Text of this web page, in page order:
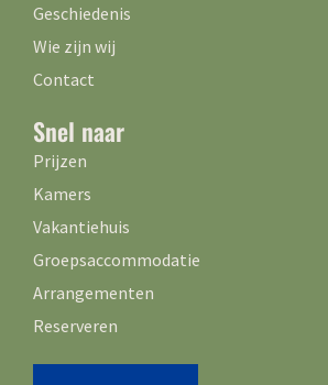
Geschiedenis
Wie zijn wij
Contact
Snel naar
Prijzen
Kamers
Vakantiehuis
Groepsaccommodatie
Arrangementen
Reserveren